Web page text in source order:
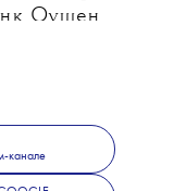
Оушен
канале